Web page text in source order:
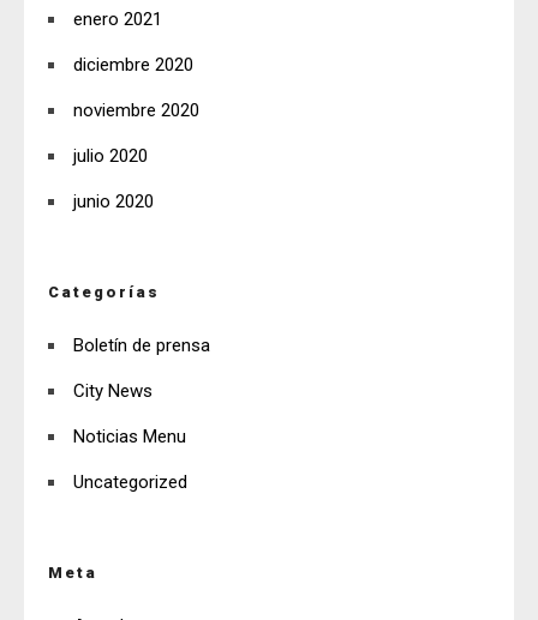
enero 2021
diciembre 2020
noviembre 2020
julio 2020
junio 2020
Categorías
Boletín de prensa
City News
Noticias Menu
Uncategorized
Meta